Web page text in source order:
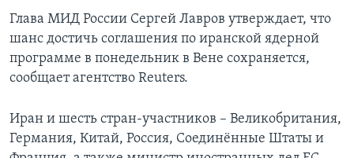
Глава МИД России Сергей Лавров утверждает, что
шанс достичь соглашения по иранской ядерной
программе в понедельник в Вене сохраняется,
сообщает агентство Reuters.
Иран и шесть стран-участников – Великобритания,
Германия, Китай, Россия, Соединённые Штаты и